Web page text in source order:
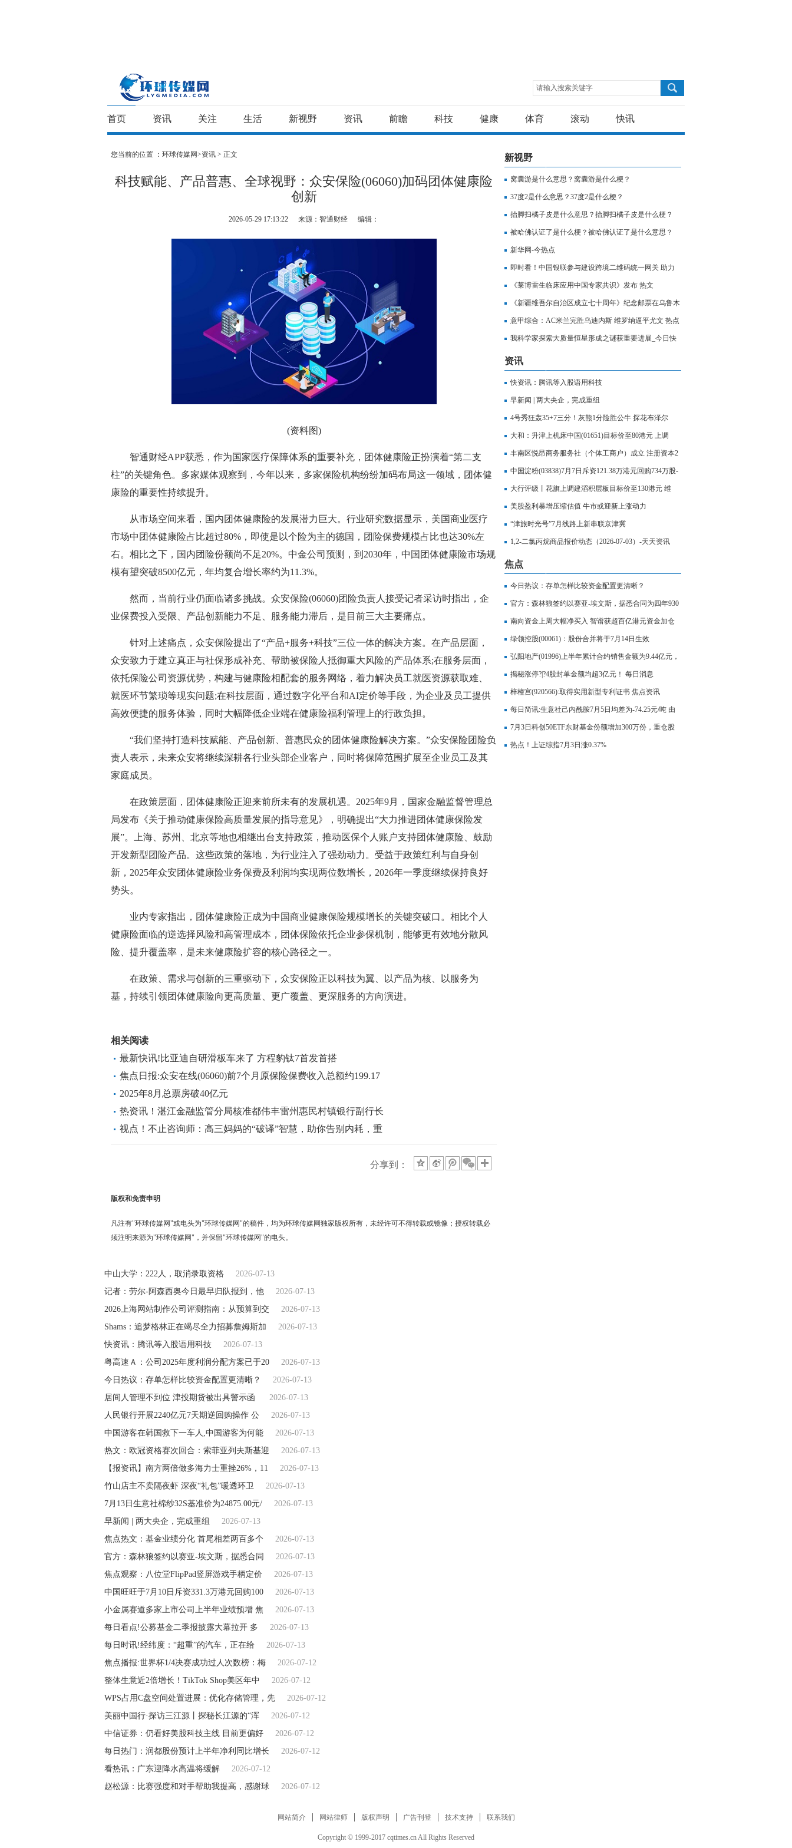
请输入搜索关键字
首页 资讯 关注 生活 新视野 资讯 前瞻 科技 健康 体育 滚动 快讯
您当前的位置 ：环球传媒网>资讯 > 正文
科技赋能、产品普惠、全球视野：众安保险(06060)加码团体健康险
创新
2026-05-29 17:13:22 来源：智通财经 编辑：
(资料图)
智通财经APP获悉，作为国家医疗保障体系的重要补充，团体健康险正扮演着“第二支
柱”的关键角色。多家媒体观察到，今年以来，多家保险机构纷纷加码布局这一领域，团体健
康险的重要性持续提升。
从市场空间来看，国内团体健康险的发展潜力巨大。行业研究数据显示，美国商业医疗
市场中团体健康险占比超过80%，即使是以个险为主的德国，团险保费规模占比也达30%左
右。相比之下，国内团险份额尚不足20%。中金公司预测，到2030年，中国团体健康险市场规
模有望突破8500亿元，年均复合增长率约为11.3%。
然而，当前行业仍面临诸多挑战。众安保险(06060)团险负责人接受记者采访时指出，企
业保费投入受限、产品创新能力不足、服务能力滞后，是目前三大主要痛点。
针对上述痛点，众安保险提出了“产品+服务+科技”三位一体的解决方案。在产品层面，
众安致力于建立真正与社保形成补充、帮助被保险人抵御重大风险的产品体系;在服务层面，
依托保险公司资源优势，构建与健康险相配套的服务网络，着力解决员工就医资源获取难、
就医环节繁琐等现实问题;在科技层面，通过数字化平台和AI定价等手段，为企业及员工提供
高效便捷的服务体验，同时大幅降低企业端在健康险福利管理上的行政负担。
“我们坚持打造科技赋能、产品创新、普惠民众的团体健康险解决方案。”众安保险团险负
责人表示，未来众安将继续深耕各行业头部企业客户，同时将保障范围扩展至企业员工及其
家庭成员。
在政策层面，团体健康险正迎来前所未有的发展机遇。2025年9月，国家金融监督管理总
局发布《关于推动健康保险高质量发展的指导意见》，明确提出“大力推进团体健康保险发
展”。上海、苏州、北京等地也相继出台支持政策，推动医保个人账户支持团体健康险、鼓励
开发新型团险产品。这些政策的落地，为行业注入了强劲动力。受益于政策红利与自身创
新，2025年众安团体健康险业务保费及利润均实现两位数增长，2026年一季度继续保持良好
势头。
业内专家指出，团体健康险正成为中国商业健康保险规模增长的关键突破口。相比个人
健康险面临的逆选择风险和高管理成本，团体保险依托企业参保机制，能够更有效地分散风
险、提升覆盖率，是未来健康险扩容的核心路径之一。
在政策、需求与创新的三重驱动下，众安保险正以科技为翼、以产品为核、以服务为
基，持续引领团体健康险向更高质量、更广覆盖、更深服务的方向演进。
相关阅读
最新快讯!比亚迪自研滑板车来了 方程豹钛7首发首搭
焦点日报:众安在线(06060)前7个月原保险保费收入总额约199.17
亿元 同比增长5.82%
2025年8月总票房破40亿元
热资讯！湛江金融监管分局核准都伟丰雷州惠民村镇银行副行长
视点！不止咨询师：高三妈妈的“破译”智慧，助你告别内耗，重
获人生掌控！
分享到：
版权和免责申明
凡注有"环球传媒网"或电头为"环球传媒网"的稿件，均为环球传媒网独家版权所有，未经许可不得转载或镜像；授权转载必
须注明来源为"环球传媒网"，并保留"环球传媒网"的电头。
新视野
窝囊游是什么意思？窝囊游是什么梗？
37度2是什么意思？37度2是什么梗？
抬脚扫橘子皮是什么意思？抬脚扫橘子皮是什么梗？
热推荐
被哈佛认证了是什么梗？被哈佛认证了是什么意思？
新华网-今热点
即时看！中国银联参与建设跨境二维码统一网关 助力
构建支付互联互通新生态
《莱博雷生临床应用中国专家共识》发布 热文
《新疆维吾尔自治区成立七十周年》纪念邮票在乌鲁木
齐首发
意甲综合：AC米兰完胜乌迪内斯 维罗纳逼平尤文 热点
聚焦
我科学家探索大质量恒星形成之谜获重要进展_今日快
看
资讯
快资讯：腾讯等入股语用科技
早新闻 | 两大央企，完成重组
4号秀狂轰35+7三分！灰熊1分险胜公牛 探花布泽尔
23+6+7犯规
大和：升津上机床中国(01651)目标价至80港元 上调
2027至28财年每股盈测4%
丰南区悦昂商务服务社（个体工商户）成立 注册资本2
万人民币
中国淀粉(03838)7月7日斥资121.38万港元回购734万股-
微速讯
大行评级丨花旗上调建滔积层板目标价至130港元 维
持“买入”评级_每日观察
美股盈利暴增压缩估值 牛市或迎新上涨动力
“津旅时光号”7月线路上新串联京津冀
1,2-二氯丙烷商品报价动态（2026-07-03）-天天资讯
焦点
今日热议：存单怎样比较资金配置更清晰？
官方：森林狼签约以赛亚-埃文斯，据悉合同为四年930
万美元 当前关注
南向资金上周大幅净买入 智谱获超百亿港元资金加仓
绿领控股(00061)：股份合并将于7月14日生效
弘阳地产(01996)上半年累计合约销售金额为9.44亿元，
同比下降67.1%
揭秘涨停?|?4股封单金额均超3亿元！ 每日消息
梓橦宫(920566):取得实用新型专利证书 焦点资讯
每日简讯:生意社己内酰胺7月5日均差为-74.25元/吨 由
负向扩大转为缩小
7月3日科创50ETF东财基金份额增加300万份，重仓股
寒武纪、海光信息、中芯国际|天天快报
热点！上证综指7月3日涨0.37%
中山大学：222人，取消录取资格
2026-07-13
记者：劳尔-阿森西奥今日最早归队报到，他
2026-07-13
2026上海网站制作公司评测指南：从预算到交
2026-07-13
Shams：追梦格林正在竭尽全力招募詹姆斯加
2026-07-13
快资讯：腾讯等入股语用科技
2026-07-13
粤高速Ａ：公司2025年度利润分配方案已于20
2026-07-13
今日热议：存单怎样比较资金配置更清晰？
2026-07-13
居间人管理不到位 津投期货被出具警示函
2026-07-13
人民银行开展2240亿元7天期逆回购操作 公
2026-07-13
中国游客在韩国救下一车人,中国游客为何能
2026-07-13
热文：欧冠资格赛次回合：索菲亚列夫斯基迎
2026-07-13
【报资讯】南方两倍做多海力士重挫26%，11
2026-07-13
竹山店主不卖隔夜虾 深夜“礼包”暖透环卫
2026-07-13
7月13日生意社棉纱32S基准价为24875.00元/
2026-07-13
早新闻 | 两大央企，完成重组
2026-07-13
焦点热文：基金业绩分化 首尾相差两百多个
2026-07-13
官方：森林狼签约以赛亚-埃文斯，据悉合同
2026-07-13
焦点观察：八位堂FlipPad竖屏游戏手柄定价
2026-07-13
中国旺旺于7月10日斥资331.3万港元回购100
2026-07-13
小金属赛道多家上市公司上半年业绩预增 焦
2026-07-13
每日看点!公募基金二季报披露大幕拉开 多
2026-07-13
每日时讯!经纬度：“超重”的汽车，正在给
2026-07-13
焦点播报:世界杯1/4决赛成功过人次数榜：梅
2026-07-12
整体生意近2倍增长！TikTok Shop美区年中
2026-07-12
WPS占用C盘空间处置进展：优化存储管理，先
2026-07-12
美丽中国行·探访三江源丨探秘长江源的“浑
2026-07-12
中信证券：仍看好美股科技主线 目前更偏好
2026-07-12
每日热门：润都股份预计上半年净利同比增长
2026-07-12
看热讯：广东迎降水高温将缓解
2026-07-12
赵松源：比赛强度和对手帮助我提高，感谢球
2026-07-12
网站简介 网站律师 版权声明 广告刊登 技术支持 联系我们
Copyright © 1999-2017 cqtimes.cn All Rights Reserved